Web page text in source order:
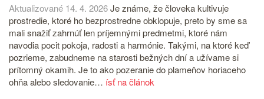
Aktualizované 14. 4. 2026Je známe, že človeka kultivuje
prostredie, ktoré ho bezprostredne obklopuje, preto by sme sa
mali snažiť zahrnúť len príjemnými predmetmi, ktoré nám
navodia pocit pokoja, radosti a harmónie. Takými, na ktoré keď
pozrieme, zabudneme na starosti bežných dní a užívame si
prítomný okamih. Je to ako pozeranie do plameňov horiaceho
ohňa alebo sledovanie… ísť na článok